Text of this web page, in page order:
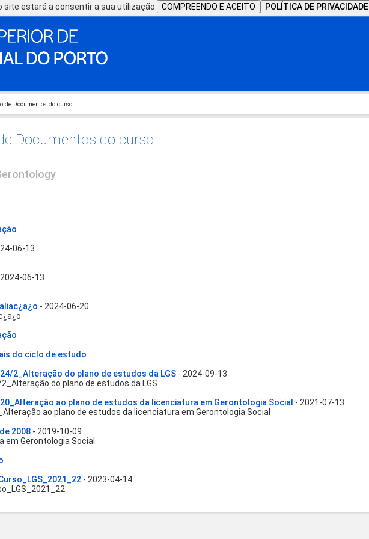
site estará a consentir a sua utilização. COMPREENDO E ACEITO POLÍTICA DE PRIVACIDADE
de Documentos do curso
Documentos do curso
06-13
06-13
- 2024-06-20
do ciclo de estudo
2_Alteração do plano de estudos da LGS - 2024-09-13
do plano de estudos da LGS
ao plano de estudos da licenciatura em Gerontologia Social - 2021-07-13
ao plano de estudos da licenciatura em Gerontologia Social
2008 - 2019-10-09
em Gerontologia Social
- 2023-04-14